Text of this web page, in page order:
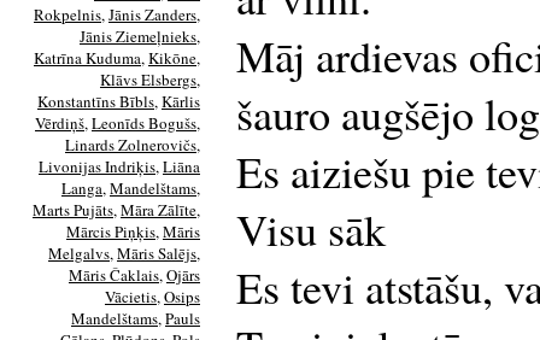
Rokpelnis,Jānis Zanders,
Jānis Ziemeļnieks,
Katrīna Kuduma,Kikōne,
Klāvs Elsbergs,
Konstantīns Bībls,Kārlis
Vērdiņš,Leonīds Bogušs,
Linards Zolnerovičs,
Livonijas Indriķis,Liāna
Langa,Mandelštams,
Marts Pujāts,Māra Zālīte,
Mārcis Piņķis,Māris
Melgalvs,Māris Salējs,
Māris Čaklais,Ojārs
Vācietis,Osips
Mandelštams,Pauls
Māj ardievas
šauro augšējo
Es aiziešu pie
Visu sāk
Es tevi atstāšu,